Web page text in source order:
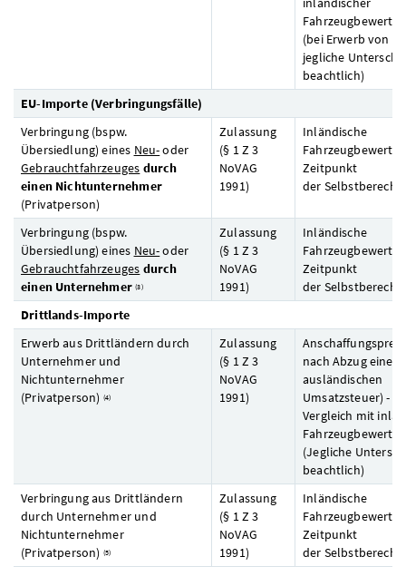
(bei Erwerb von
jegliche
beachtlich)
EU-Importe (Verbringungsfälle)
Verbringung (bspw.
Übersiedlung) eines Neu-oder
Gebrauchtfahrzeuges durch
einen Nichtunternehmer
(Privatperson)
Zulassung
(§ 1 Z 3
NoVAG
1991)
Inländische
Zeitpunkt
der
Verbringung (bspw.
Übersiedlung) eines Neu-oder
Gebrauchtfahrzeuges durch
einen Unternehmer(3)
Zulassung
(§ 1 Z 3
NoVAG
1991)
Inländische
Zeitpunkt
der
Drittlands-Importe
Erwerb aus Drittländern durch
Unternehmer und
Nichtunternehmer
(Privatperson) (4)
Zulassung
(§ 1 Z 3
NoVAG
1991)
Anschaffungspreis
nach Abzug einer
ausländischen
Umsatzsteuer) -
Vergleich mit
(Jegliche
beachtlich)
Verbringung aus Drittländern
durch Unternehmer und
Nichtunternehmer
(Privatperson) (5)
Zulassung
(§ 1 Z 3
NoVAG
1991)
Inländische
Zeitpunkt
der